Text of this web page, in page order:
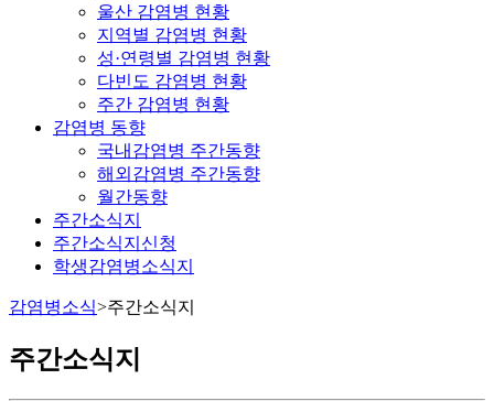
울산 감염병 현황
지역별 감염병 현황
성·연령별 감염병 현황
다빈도 감염병 현황
주간 감염병 현황
감염병 동향
국내감염병 주간동향
해외감염병 주간동향
월간동향
주간소식지
주간소식지신청
학생감염병소식지
감염병소식>주간소식지
주간소식지